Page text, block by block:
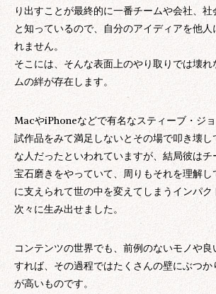
り出すことが最終的に一番チームや会社、
と知っているので、自分のアイディアを他
れません。
そこには、そんな表面上のやり取りでは壊
ムの絆が存在します。
MacやiPhoneなどで有名なスティーブ・ジ
試作品をみて満足しないとその場で叩き壊し
な人だったといわれていますが、結局彼は
宝石磨きをやっていて、周りもそれを理解
に支えられて世の中を変えてしまうインパク
次々に生み出せました。
コンテンツの世界でも、前例のないモノや良
すれば、その過程ではたくさんの壁にぶつか
が高いものです。